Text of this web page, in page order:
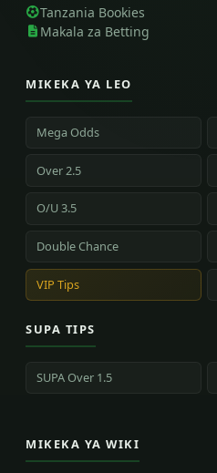
Tanzania Bookies
Makala za Betting
MIKEKA YA LEO
Mega Odds
Over 2.5
O/U 3.5
Double Chance
VIP Tips
SUPA TIPS
SUPA Over 1.5
MIKEKA YA WIKI